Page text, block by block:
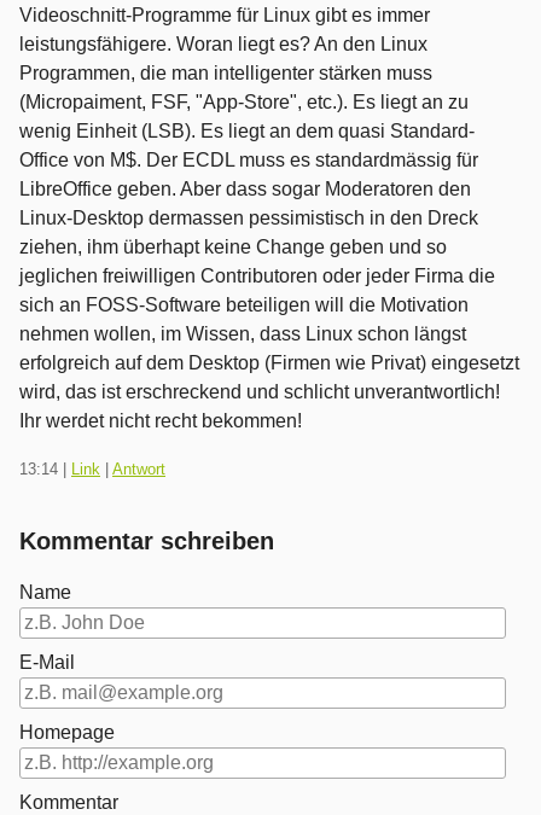
Videoschnitt-Programme für Linux gibt es immer
leistungsfähigere. Woran liegt es? An den Linux
Programmen, die man intelligenter stärken muss
(Micropaiment, FSF, "App-Store", etc.). Es liegt an zu
wenig Einheit (LSB). Es liegt an dem quasi Standard-
Office von M$. Der ECDL muss es standardmässig für
LibreOffice geben. Aber dass sogar Moderatoren den
Linux-Desktop dermassen pessimistisch in den Dreck
ziehen, ihm überhapt keine Change geben und so
jeglichen freiwilligen Contributoren oder jeder Firma die
sich an FOSS-Software beteiligen will die Motivation
nehmen wollen, im Wissen, dass Linux schon längst
erfolgreich auf dem Desktop (Firmen wie Privat) eingesetzt
wird, das ist erschreckend und schlicht unverantwortlich!
Ihr werdet nicht recht bekommen!
13:14 Link Antwort
Kommentar schreiben
Name
E-Mail
Homepage
Kommentar